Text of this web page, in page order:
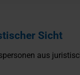
Sicht
aus